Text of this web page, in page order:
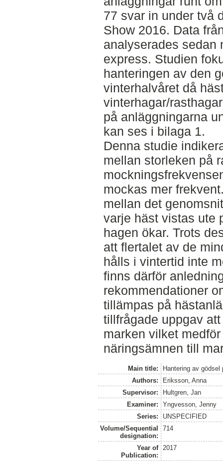
77 svar in under två
Show 2016. Data
analyserades sedan
express. Studien
hanteringen av den
vinterhalvåret då
vinterhagar/
på anläggningarna
kan ses i bilaga 1.
Denna studie
mellan storleken på
mockas mer
mellan det
varje häst vistas ute
hagen ökar. Trots
att flertalet av de
hålls i vintertid inte
finns därför
rekommendationer
tillämpas på
tillfrågade uppgav
marken vilket
näringsämnen till
Main title:
Hantering av
Authors:
Eriksson, Anna
Supervisor:
Hultgren, Jan
Examiner:
Yngvesson, Jenny
Series:
UNSPECIFIED
Volume/Sequential
designation:
714
Year of
Publication:
2017